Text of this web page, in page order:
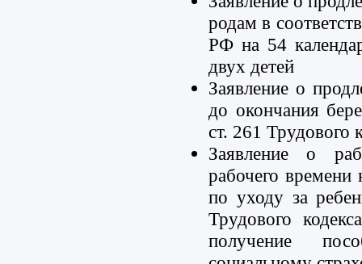
родам в
РФ на 54
двух детей
Заявление о
до окончания
ст. 261 Трудового
Заявление о
рабочего
по уходу за
Трудового
получение